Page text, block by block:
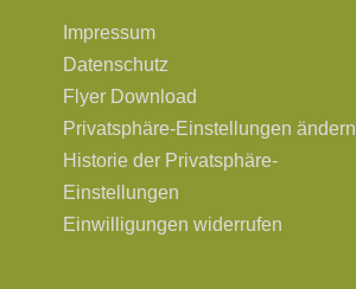
Impressum
Datenschutz
Flyer Download
Privatsphäre-Einstellungen ändern
Historie der Privatsphäre-
Einstellungen
Einwilligungen widerrufen